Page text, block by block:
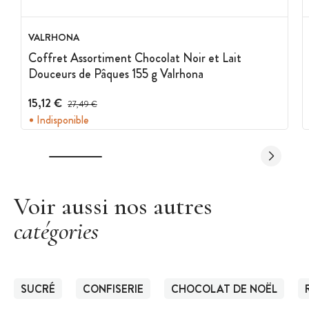
Marque : Révillon
VALRHONA
Coffret Assortiment Chocolat Noir et Lait
Douceurs de Pâques 155 g Valrhona
15,12 € Prix avant réduction :
27,49 €
Indisponible
Voir aussi nos autres
catégories
SUCRÉ CONFISERIE CHOCOLAT DE NOËL